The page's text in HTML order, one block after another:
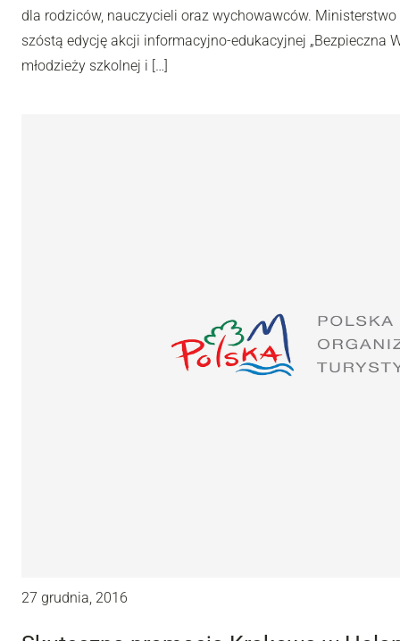
dla rodziców, nauczycieli oraz wychowawców.
szóstą edycję akcji informacyjno-edukacyjnej „Bezpieczna
młodzieży szkolnej i […]
27 grudnia, 2016